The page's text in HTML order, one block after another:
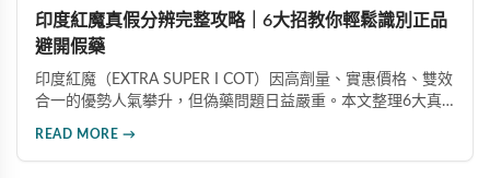
印度紅魔真假分辨完整攻略｜6大招教你輕鬆識別正品
避開假藥
印度紅魔（EXTRA SUPER I COT）因高劑量、實惠價格、雙效
合一的優勢人氣攀升，但偽藥問題日益嚴重。本文整理6大真
READ MORE →